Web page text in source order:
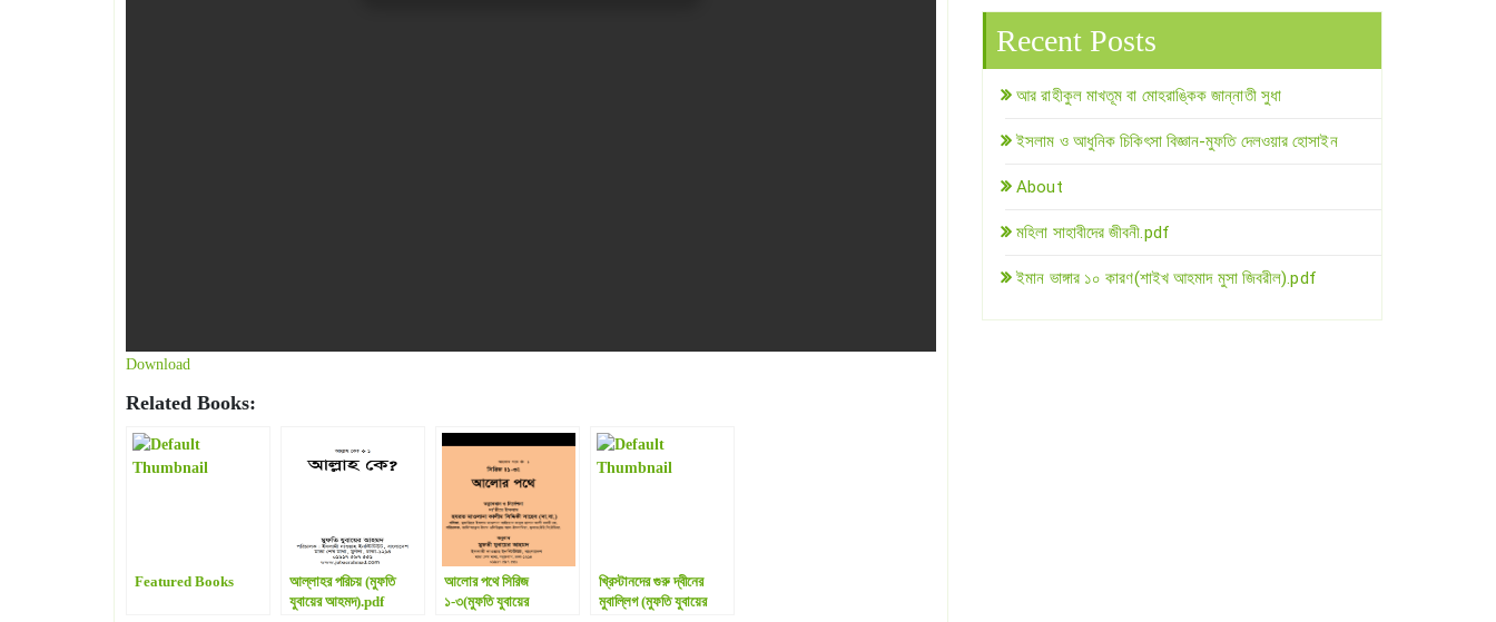
Download
Related Books:
Featured Books
আল্লাহর পরিচয় (মুফতি
যুবায়ের আহমদ).pdf
আলোর পথে সিরিজ
১-৩(মুফতি যুবায়ের
খ্রিস্টানদের গুরু দ্বীনের
মুবাল্লিগ (মুফতি যুবায়ের
Recent Posts
আর রাহীকুল মাখতূম বা মোহরাঙ্কিক জান্নাতী সুধা
ইসলাম ও আধুনিক চিকিৎসা বিজ্ঞান-মুফতি দেলওয়ার হোসাইন
About
মহিলা সাহাবীদের জীবনী.pdf
ইমান ভাঙ্গার ১০ কারণ(শাইখ আহমাদ মুসা জিবরীল).pdf